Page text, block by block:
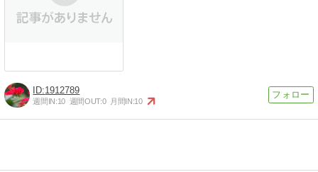
1912789
週間IN:10 週間OUT:0 月間IN:10